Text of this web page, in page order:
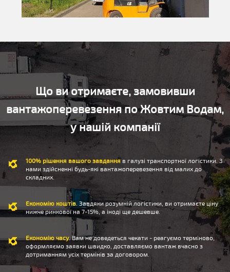
Що ви отримаєте, замовивши
вантажоперевезення по Жовтим Водам,
у нашій компанії
100% рішення вашого завданняв галузі транспортної логістики. З
нами здійсненні будь-які вантажоперевезення від малих до
складних.
Економію коштів . Завдяки розумній логістики, ви отримаєте ціну
нижче ринкової на 7-15%, а іноді ще дешевше.
Економію часу. Вам не доведеться чекати - реагуємо терміново,
оформляємо заявки швидко, доставляємо вантаж вчасно з
дотриманням усіх термінів за договором.